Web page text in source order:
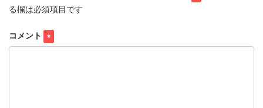
る欄は必須項目です
コメント ※